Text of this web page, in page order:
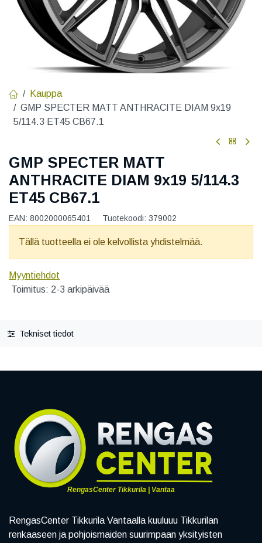
Kauppa
GMP SPECTER MATT ANTHRACITE DIAM 9x19
5/114.3 ET45 CB67.1
GMP SPECTER MATT
ANTHRACITE DIAM 9x19 5/114.3
ET45 CB67.1
EAN: 8002000065401 Tuotekoodi: 379002
Tällä tuotteella ei ole kelvollista yhdistelmää.
Myyntiehdot
Toimitus: 2-3 arkipäivää
Tekniset tiedot
RengasCenter Tikkurila | Vantaa
RengasCenter Tikkurila Vantaalla kuuluuu Tikkurilan
renkaaseen ja pohjoismaiden suurimpaan yksityisten